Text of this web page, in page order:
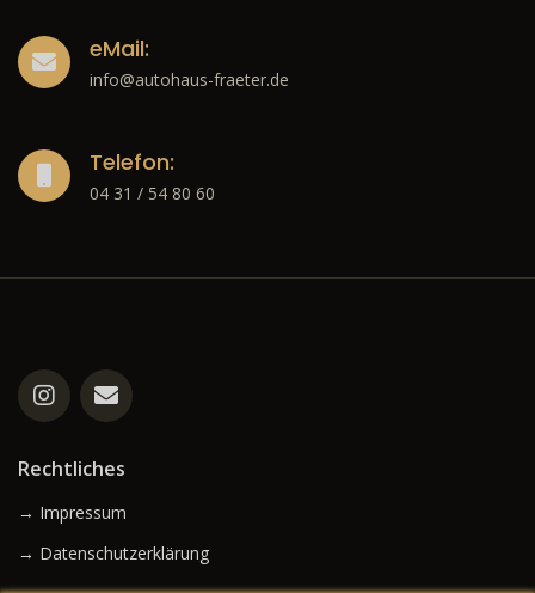
eMail:
info@autohaus-fraeter.de
Telefon:
04 31 / 54 80 60
Rechtliches
→ Impressum
→ Datenschutzerklärung